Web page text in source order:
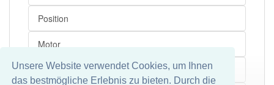
Unsere Website verwendet Cookies, um Ihnen
das bestmögliche Erlebnis zu bieten. Durch die
Position
Motor
Branche